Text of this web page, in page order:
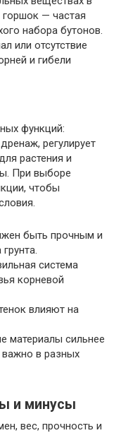
— частая
набора бутонов.
или отсутствие
и гибели
функций:
регулирует
растения и
При выборе
чтобы
быть прочным и
система
корневой
влияют на
материалы сильнее
в разных
и минусы
вес, прочность и